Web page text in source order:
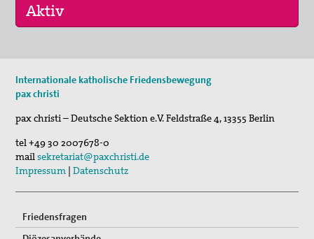
Friedensgottesdienst
Friedensethische Aspekte in Magnifica Humanit…
13. Okt 2026
Friedensgottesdienst
Internationale katholische Friedensbewegung
pax christi
pax christi – Deutsche Sektion e.V.Feldstraße 4,13355 Berlin
tel+49 30 2007678-0
mailsekretariat@paxchristi.de
Impressum |Datenschutz
Friedensfragen